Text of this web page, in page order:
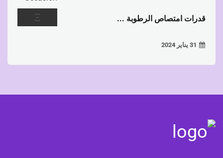
قدرات امتصاص الرطوبة ...
31 يناير 2024